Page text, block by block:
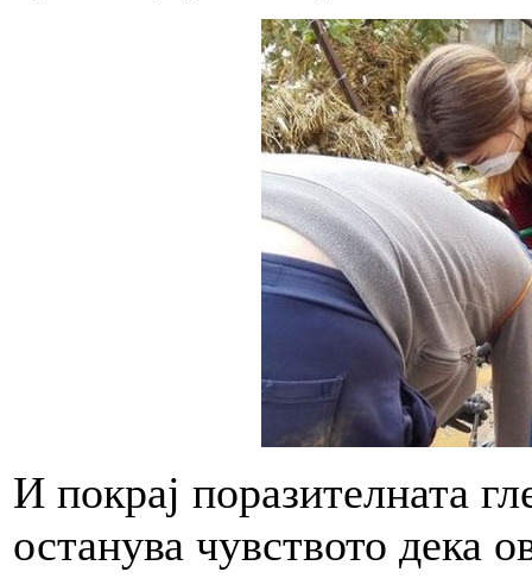
И покрај поразителната
останува чувството дека